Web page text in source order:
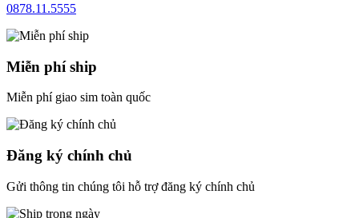
0878.11.5555
Miễn phí ship
Miễn phí giao sim toàn quốc
Đăng ký chính chủ
Gửi thông tin chúng tôi hỗ trợ đăng ký chính chủ